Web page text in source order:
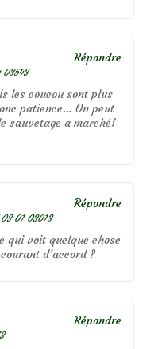
03543
les coucou sont plus
patience… On peut
sauvetage a marché!
Répondre
01 03013
qui voit quelque chose
d’accord ?
Répondre
Répondre